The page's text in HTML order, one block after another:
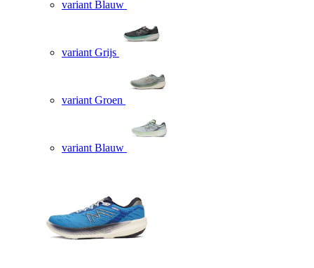
variant Blauw
variant Grijs
variant Groen
variant Blauw